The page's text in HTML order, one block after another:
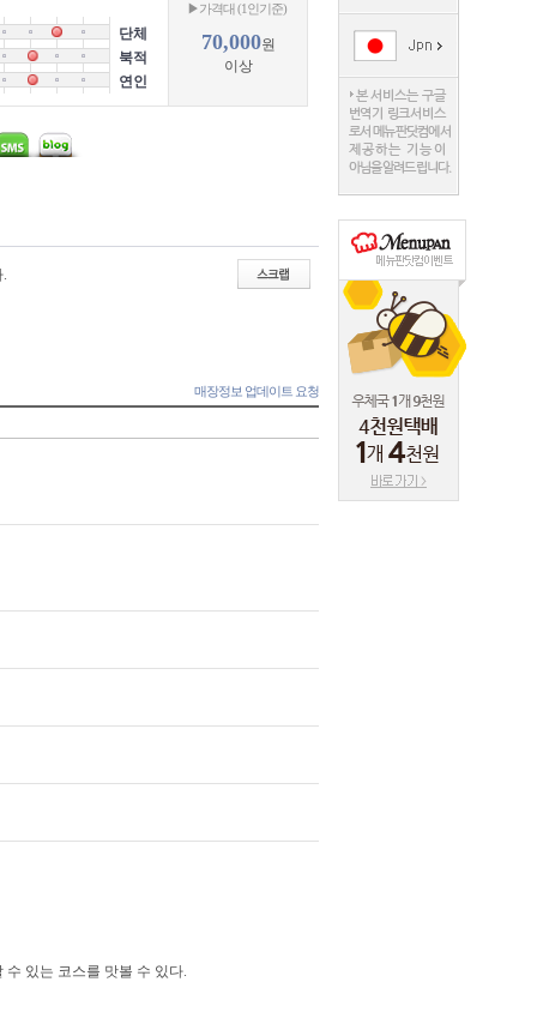
단체
북적
연인
▶가격대 (1인기준)
70,000원
이상
매장정보 업데이트 요청
있는 코스를 맛볼 수 있다.